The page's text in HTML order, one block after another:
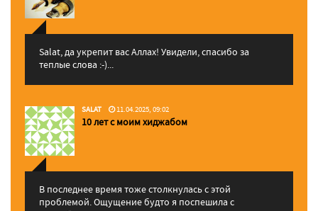
Salat, да укрепит вас Аллаx! Увидели, спасибо за
теплые слова :-)...
SALAT 11.04.2025, 09:02
10 лет с моим хиджабом
В последнее время тоже столкнулась с этой
проблемой. Ощущение будто я поспешила с